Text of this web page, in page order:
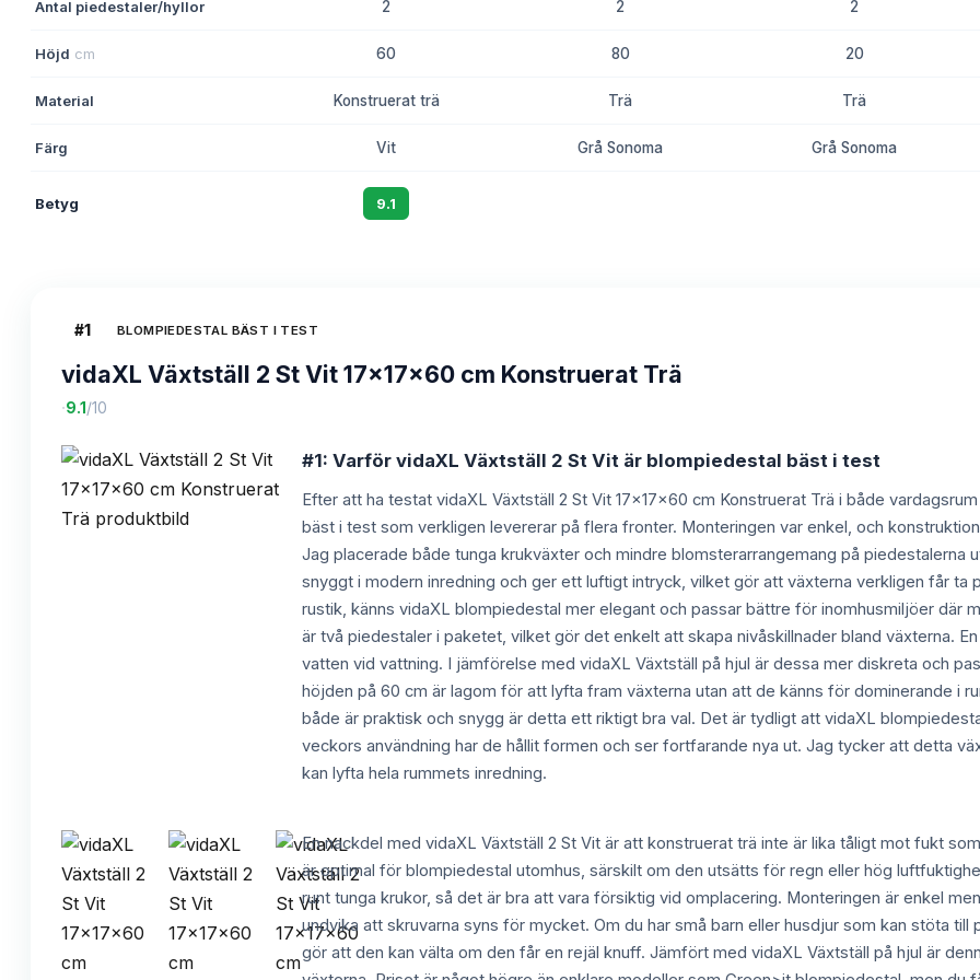
Antal piedestaler/hyllor 2 2 2
Höjd cm 60 80 20
Material Konstruerat trä Trä Trä
Färg Vit Grå Sonoma Grå Sonoma
Betyg 9.1
#1 BLOMPIEDESTAL BÄST I TEST
vidaXL Växtställ 2 St Vit 17x17x60 cm Konstruerat Trä
·9.1 /10
#1: Varför vidaXL Växtställ 2 St Vit är blompiedestal bäst i test
Efter att ha testat vidaXL Växtställ 2 St Vit 17x17x60 cm Konstruerat Trä i både
bäst i test som verkligen levererar på flera fronter. Monteringen var enkel, och
Jag placerade både tunga krukväxter och mindre blomsterarrangemang på piedestalerna
snyggt i modern inredning och ger ett luftigt intryck, vilket gör att växterna verkligen får
rustik, känns vidaXL blompiedestal mer elegant och passar bättre för inomhusmiljöer där
är två piedestaler i paketet, vilket gör det enkelt att skapa nivåskillnader bland växterna.
vatten vid vattning. I jämförelse med vidaXL Växtställ på hjul är dessa mer diskreta och
höjden på 60 cm är lagom för att lyfta fram växterna utan att de känns för dominerande i
både är praktisk och snygg är detta ett riktigt bra val. Det är tydligt att vidaXL
veckors användning har de hållit formen och ser fortfarande nya ut. Jag tycker att detta
kan lyfta hela rummets inredning.
En nackdel med vidaXL Växtställ 2 St Vit är att konstruerat trä inte är lika tåligt mot fukt
är optimal för blompiedestal utomhus, särskilt om den utsätts för regn eller hög
runt tunga krukor, så det är bra att vara försiktig vid omplacering. Monteringen är enkel
undvika att skruvarna syns för mycket. Om du har små barn eller husdjur som kan stöta
gör att den kan välta om den får en rejäl knuff. Jämfört med vidaXL Växtställ på hjul är